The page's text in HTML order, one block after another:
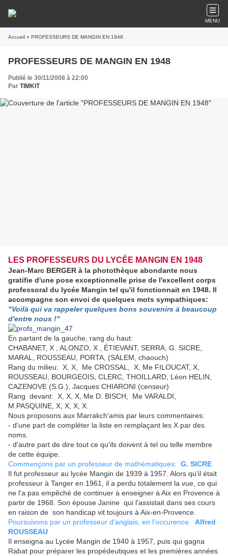
MENU
Accueil » PROFESSEURS DE MANGIN EN 1948
PROFESSEURS DE MANGIN EN 1948
Publié le 30/11/2008 à 22:00
Par TIMKIT
LES PROFESSEURS DU LYCÉE MANGIN EN 1948
Jean-Marc BERGER à la photothèque abondante nous
gratifie d'une pose exceptionnelle prise de l'excellent corps
professoral du lycée Mangin tel qu'il fonctionnait en 1948. Il
accompagne son envoi de quelques mots sympathiques:
"Voilà qui va rappeler quelques bons souvenirs à beaucoup
d'entre nous !"
En partant de la gauche, rang du haut:
CHABANET, X , ALONZO, X , ÉTIEVANT, SERRA, G. SICRE,
MARAL, ROUSSEAU, PORTA, (SALEM, chaouch)
Rang du milieu: X, X, Me CROSSAL, X, Me FILOUCAT, X,
ROUSSEAU, BOURGEOIS, CLERC, THOILLARD, Léon HELIN,
CAZENOVE (S.G.), Jacques CHIARONI (censeur)
Rang devant: X, X, X, Me D. BISCH, Me VARALDI,
M.PASQUINE, X, X, X, X.
Nous proposons aux Marrakch'amis par leurs commentaires:
- d'une part de compléter la liste en remplaçant les X par des
noms.
- d'autre part de dire tout ce qu'ils doivent à tel ou telle membre
de cette équipe.
Commençons par un professeur de mathématiques: G. SICRE
Il fut professeur au lycée Mangin de 1939 à 1957. Alors qu'il était
professeur à Tanger en 1961, il a perdu totalement la vue, ce qui
ne l'a pas empêché de continuer à enseigner à Aix en Provence à
partir de 1968. Son épouse Janine qui l'assistait dans ses cours
en raison de son handicap vit toujours à Aix-en-Provence.
Poursuivons par un professeur d'anglais, en l'occurence Alfred
ROUSSEAU
Il enseigna au Lycée Mangin de 1940 à 1957, puis qui gagna
Rabat pour préparer les propédeutiques et les premières années